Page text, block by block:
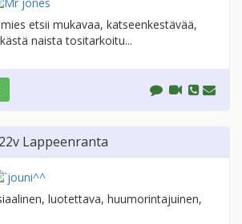
etsii mukavaa, katseenkestävää,
naista tositarkoitu...
Lappeenranta
luotettava, huumorintajuinen,